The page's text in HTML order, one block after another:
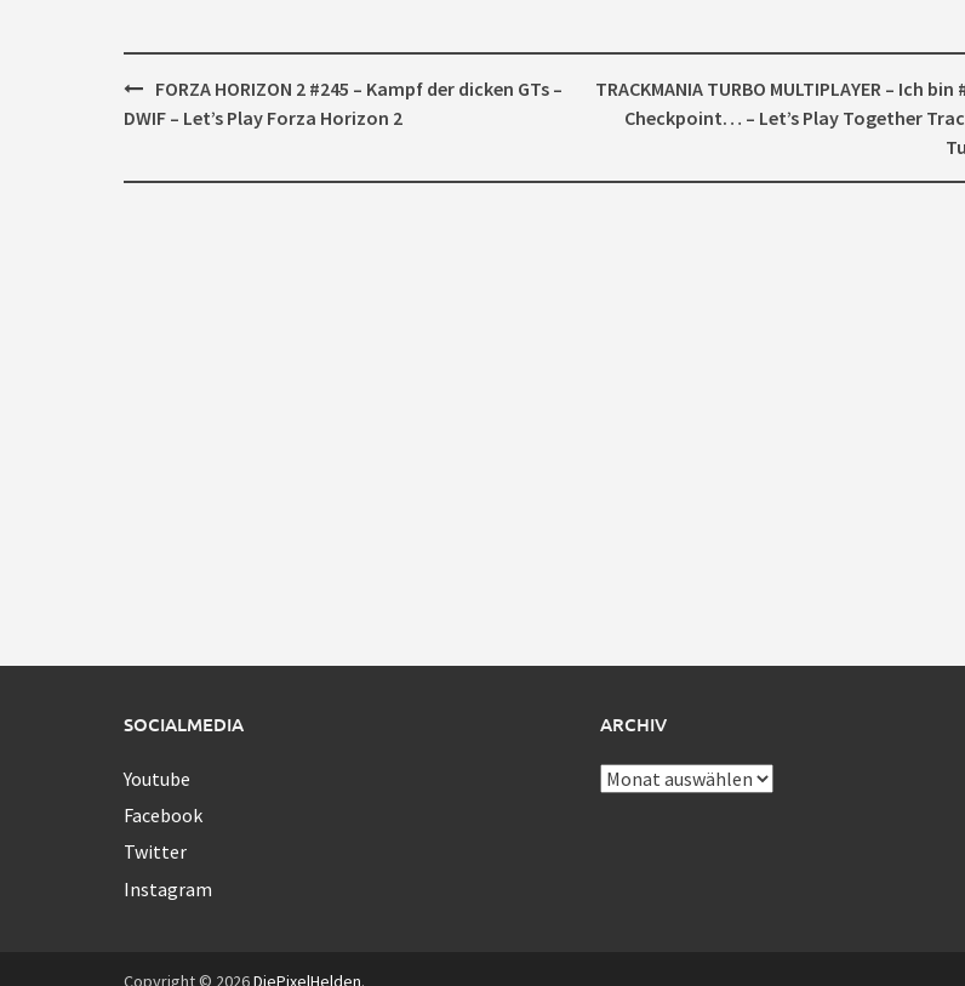
Post
navigation
FORZA HORIZON 2 #245 – Kampf der dicken GTs –
DWIF – Let’s Play Forza Horizon 2
TRACKMANIA TURBO MULTIPLAYER – Ich bin
Checkpoint… – Let’s Play Together
SOCIALMEDIA
Youtube
Facebook
Twitter
Instagram
ARCHIV
Archiv
Copyright © 2026DiePixelHelden.